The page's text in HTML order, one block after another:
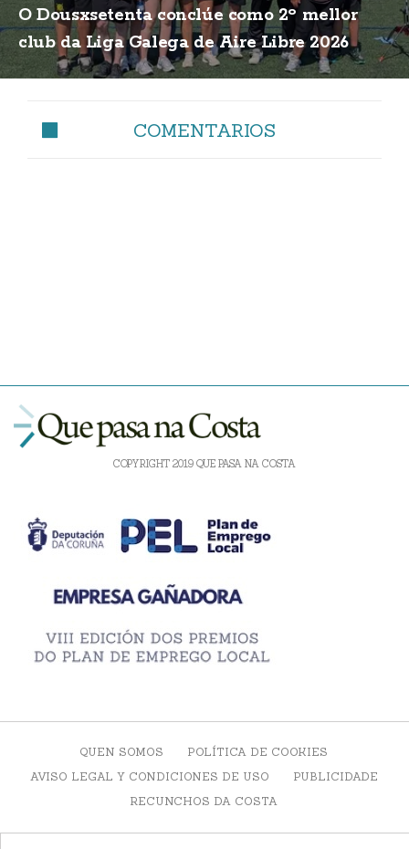
O Dousxsetenta conclúe como 2º mellor
club da Liga Galega de Aire Libre 2026
COMENTARIOS
COPYRIGHT 2019 QUE PASA NA COSTA
QUEN SOMOS
POLÍTICA DE COOKIES
AVISO LEGAL Y CONDICIONES DE USO
PUBLICIDADE
RECUNCHOS DA COSTA